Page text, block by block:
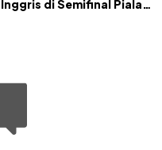
di Semifinal Piala